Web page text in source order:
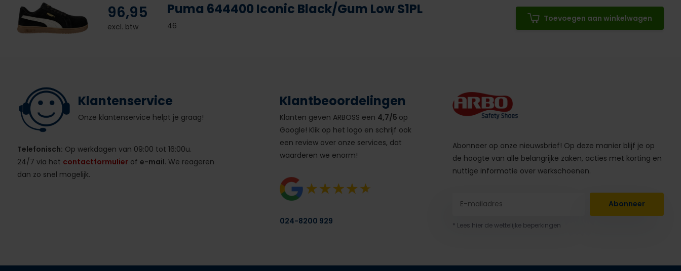
96,95
excl. btw
Puma 644400 Iconic Black/Gum Low S1PL
46
Toevoegen aan winkelwagen
Klantenservice
Onze klantenservice helpt je graag!
Telefonisch: Op werkdagen van 09:00 tot 16:00u.
24/7 via het contactformulierof e-mail. We reageren
dan zo snel mogelijk.
Klantbeoordelingen
Klanten geven ARBOSS een 4,7/5 op
Google! Klik op het logo en schrijf ook
een review over onze services, dat
waarderen we enorm!
024-8200 929
Abonneer op onze nieuwsbrief! Op deze manier blijf je op
de hoogte van alle belangrijke zaken, acties met korting en
nuttige informatie over werkschoenen.
Abonneer
* Lees hier de wettelijke beperkingen